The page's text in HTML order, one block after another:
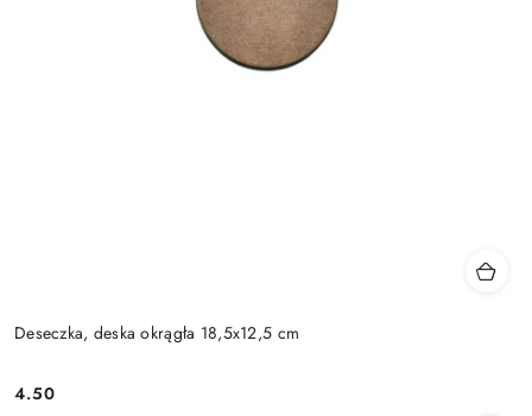
Deseczka, deska okrągła 18,5x12,5 cm
Cena:
4.50